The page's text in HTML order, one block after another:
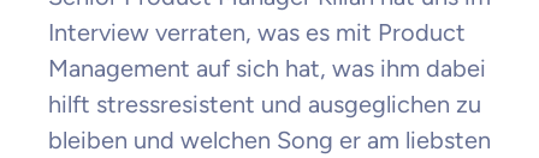
Interview verraten, was es mit Product
Management auf sich hat, was ihm dabei
hilft stressresistent und ausgeglichen zu
bleiben und welchen Song er am liebsten